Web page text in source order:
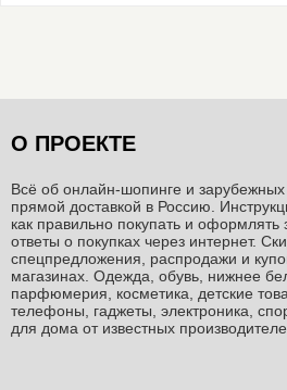
О ПРОЕКТЕ
Всё об онлайн-шопинге и зарубежных
прямой доставкой в Россию.
как правильно покупать и оформлять
ответы о покупках через интернет.
спецпредложения, распродажи и
магазинах. Одежда, обувь, нижнее
парфюмерия, косметика, детские
телефоны, гаджеты, электроника,
для дома от известных